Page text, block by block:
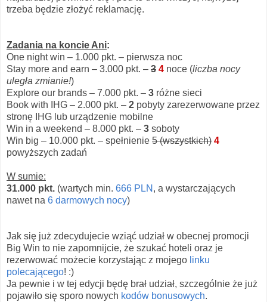
trzeba będzie złożyć reklamację.
Zadania na koncie Ani:
One night win – 1.000 pkt. – pierwsza noc
Stay more and earn – 3.000 pkt. – 3 4 noce (liczba nocy
uległa zmianie!)
Explore our brands – 7.000 pkt. – 3 różne sieci
Book with IHG – 2.000 pkt. – 2 pobyty zarezerwowane przez
stronę IHG lub urządzenie mobilne
Win in a weekend – 8.000 pkt. – 3 soboty
Win big – 10.000 pkt. – spełnienie 5 (wszystkich) 4
powyższych zadań
W sumie:
31.000 pkt. (wartych min. 666 PLN , a wystarczających
nawet na 6 darmowych nocy)
Jak się już zdecydujecie wziąć udział w obecnej promocji
Big Win to nie zapomnijcie, że szukać hoteli oraz je
rezerwować możecie korzystając z mojego linku
polecającego! :)
Ja pewnie i w tej edycji będę brał udział, szczególnie że już
pojawiło się sporo nowych kodów bonusowych.